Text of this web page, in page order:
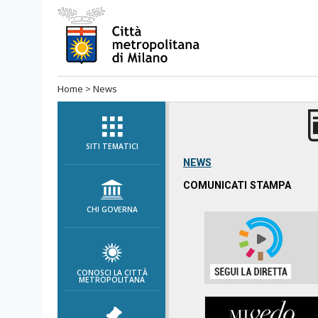
Salta
al
menù
navigazione
Salta
al
menù
navigazione
interna
Salta
contenuto
Salta
Home > News
SITI TEMATICI
CHI GOVERNA
CONOSCI LA CITTÀ
METROPOLITANA
NEWS
COMUNICATI STAMPA